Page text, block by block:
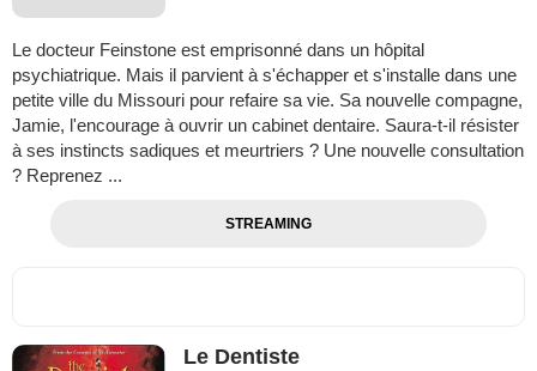
Le docteur Feinstone est emprisonné dans un hôpital
psychiatrique. Mais il parvient à s'échapper et s'installe dans une
petite ville du Missouri pour refaire sa vie. Sa nouvelle compagne,
Jamie, l'encourage à ouvrir un cabinet dentaire. Saura-t-il résister
à ses instincts sadiques et meurtriers ? Une nouvelle consultation
? Reprenez ...
STREAMING
Le Dentiste